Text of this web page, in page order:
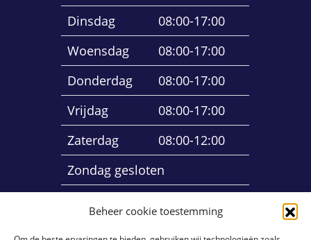
Beheer cookie toestemming
Dinsdag
08:00-17:00
Woensdag
08:00-17:00
Donderdag
08:00-17:00
Vrijdag
08:00-17:00
Zaterdag
08:00-12:00
Zondag gesloten